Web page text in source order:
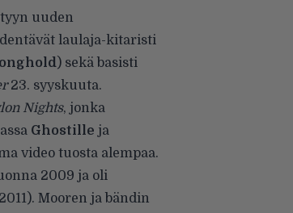
uuden
laulaja-kitaristi
) sekä basisti
23. syyskuuta.
Nights, jonka
Ghostille ja
video tuosta alempaa.
2009 ja oli
Mooren ja bändin